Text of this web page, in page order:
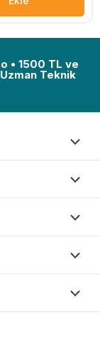
• 1500 TL ve
Teknik